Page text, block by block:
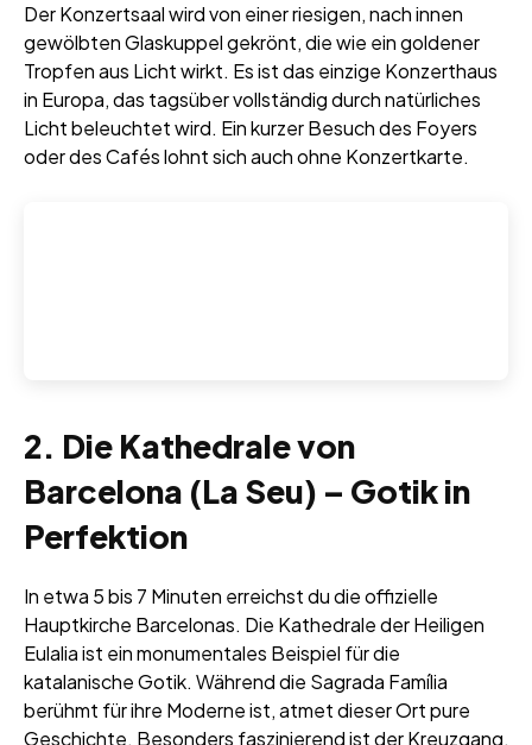
Der Konzertsaal wird von einer riesigen, nach innen
gewölbten Glaskuppel gekrönt, die wie ein goldener
Tropfen aus Licht wirkt. Es ist das einzige Konzerthaus
in Europa, das tagsüber vollständig durch natürliches
Licht beleuchtet wird. Ein kurzer Besuch des Foyers
oder des Cafés lohnt sich auch ohne Konzertkarte.
2. Die Kathedrale von
Barcelona (La Seu) – Gotik in
Perfektion
In etwa 5 bis 7 Minuten erreichst du die offizielle
Hauptkirche Barcelonas. Die Kathedrale der Heiligen
Eulalia ist ein monumentales Beispiel für die
katalanische Gotik. Während die Sagrada Família
berühmt für ihre Moderne ist, atmet dieser Ort pure
Geschichte. Besonders faszinierend ist der Kreuzgang,